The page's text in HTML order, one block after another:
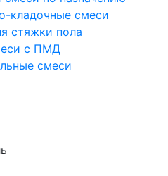
кладочные смеси
стяжки пола
с ПМД
смеси